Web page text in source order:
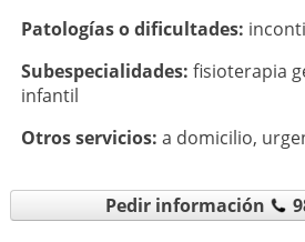
Patologí­as o dificultades:
Subespecialidades: fisioterapia
infantil
Otros servicios: a domicilio,
Pedir información